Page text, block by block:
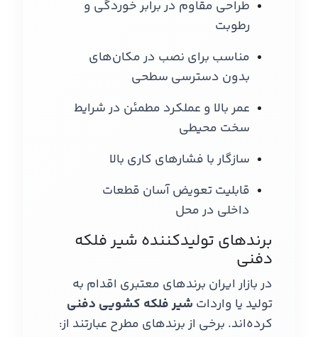
طراحی مقاوم در برابر خوردگی و
رطوبت
مناسب برای نصب در مکان‌های
بدون دسترسی سطحی
عمر بالا و عملکرد مطمئن در شرایط
سخت محیطی
سازگار با فشارهای کاری بالا
قابلیت تعویض آسان قطعات
داخلی در محل
برندهای تولیدکننده شیر فلکه
دفنی
در بازار ایران برندهای معتبری اقدام به
تولید یا واردات شیر فلکه کشویی دفنی
کرده‌اند. برخی از برندهای مطرح عبارتند از: